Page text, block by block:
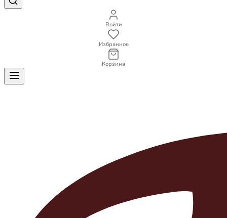
Войти
Избранное
Корзина